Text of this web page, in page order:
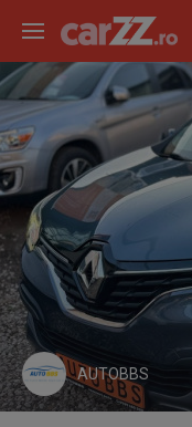
AUTOBBS